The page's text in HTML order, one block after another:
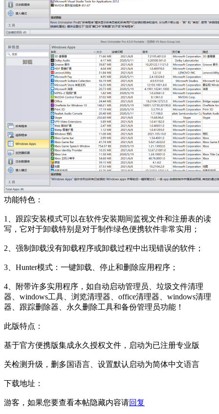
功能特色：
1、跟踪安装模式可以在软件安装期间监视文件和注册表的读
写，它对于卸载特别是对于制作绿色便携软件非常实用；
2、强制卸载没有卸载程序或卸载过程中出现错误的软件；
3、Hunter模式：一键卸载、停止和删除应用程序；
4、附带许多实用程序，如自动启动管理员、垃圾文件清理
器、windows工具、浏览清理器、office清理器、windows清理
器、跟踪删除器、永久删除工具和备份管理员功能！
此版特点：
基于官方便携版集成永久授权文件，启动为已注册专业版
关检测升级，删多国语言、设置默认启动为简体中文语言
下载地址：
游客，如果您要查看本帖隐藏内容请回复